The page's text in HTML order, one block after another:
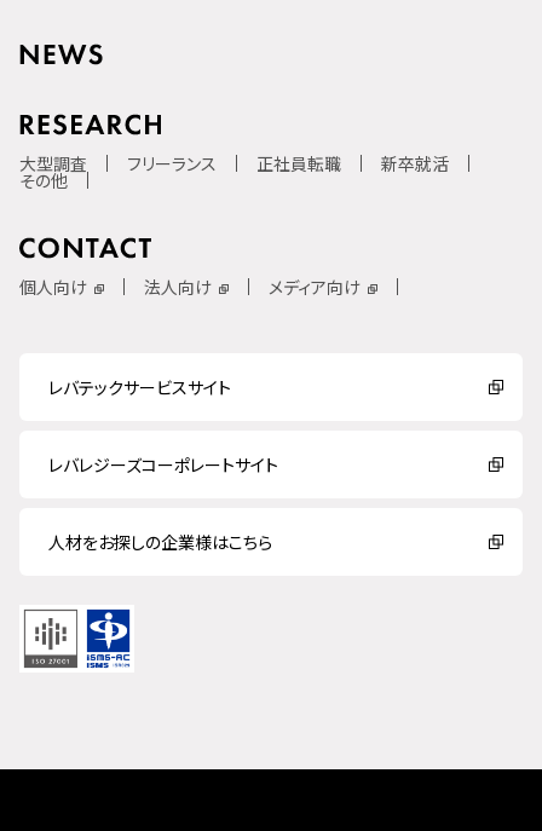
大型調査 フリーランス 正社員転職 新卒就活
その他
個人向け 法人向け メディア向け
レバテックサービスサイト
レバレジーズコーポレートサイト
人材をお探しの企業様はこちら